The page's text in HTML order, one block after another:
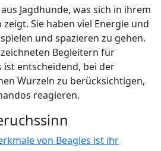
Jagdhunde, was sich in ihrem
Sie haben viel Energie und
und spazieren zu gehen.
Begleitern für
ist entscheidend, bei der
Wurzeln zu berücksichtigen,
reagieren.
von Beagles ist ihr